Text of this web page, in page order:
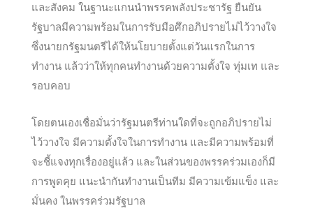
และสังคม ในฐานะแกนนำพรรคพลังประชารัฐ ยืนยัน
รัฐบาลมีความพร้อมในการรับมือศึกอภิปรายไม่ไว้วางใจ
ซึ่งนายกรัฐมนตรีได้ให้นโยบายตั้งแต่วันแรกในการ
ทำงาน แล้วว่าให้ทุกคนทำงานด้วยความตั้งใจ ทุ่มเท และ
รอบคอบ
โดยตนเองเชื่อมั่นว่ารัฐมนตรีท่านใดที่จะถูกอภิปรายไม่
ไว้วางใจ มีความตั้งใจในการทำงาน และมีความพร้อมที่
จะชี้แจงทุกเรื่องอยู่แล้ว และในส่วนของพรรคร่วมเองก็มี
การพูดคุย แนะนำกันทำงานเป็นทีม มีความเข้มแข็ง และ
มั่นคง ในพรรคร่วมรัฐบาล